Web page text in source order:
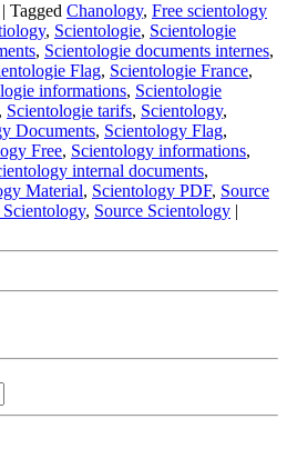
| Tagged Chanology, Free scientology
, Scientologie, Scientologie
, Scientologie documents internes,
Flag, Scientologie France,
informations, Scientologie
, Scientologie tarifs, Scientology,
Documents, Scientology Flag,
Free, Scientology informations,
internal documents,
Material, Scientology PDF, Source
, Source Scientology |